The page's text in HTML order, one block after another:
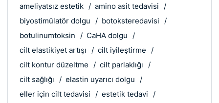
ameliyatsız estetik
amino asit tedavisi
biyostimülatör dolgu
botoksteredavisi
botulinumtoksin
CaHA dolgu
cilt elastikiyet artışı
cilt iyileştirme
cilt kontur düzeltme
cilt parlaklığı
cilt sağlığı
elastin uyarıcı dolgu
eller için cilt tedavisi
estetik tedavi